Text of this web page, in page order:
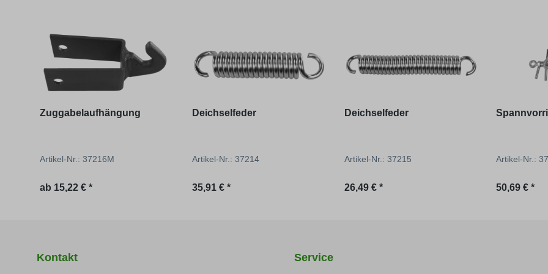
Zuggabelaufhängung
Artikel-Nr.: 37216M
ab 15,22 € *
Deichselfeder
Artikel-Nr.: 37214
Regulärer Preis:
35,91 € *
Deichselfeder
Artikel-Nr.: 37215
Regulärer Preis:
26,49 € *
Artikel-Nr.:
Regulärer
50,69 € *
Kontakt Service